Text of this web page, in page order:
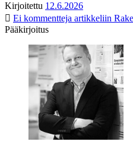
Kirjoitettu 12.6.2026
Ei kommentteja artikkeliin
Pääkirjoitus